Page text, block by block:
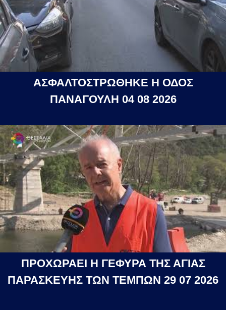
ΑΣΦΑΛΤΟΣΤΡΩΘΗΚΕ Η ΟΔΟΣ
ΠΑΝΑΓΟΥΛΗ 04 08 2026
ΠΡΟΧΩΡΑΕΙ Η ΓΕΦΥΡΑ ΤΗΣ ΑΓΙΑΣ
ΠΑΡΑΣΚΕΥΗΣ ΤΩΝ ΤΕΜΠΩΝ 29 07 2026